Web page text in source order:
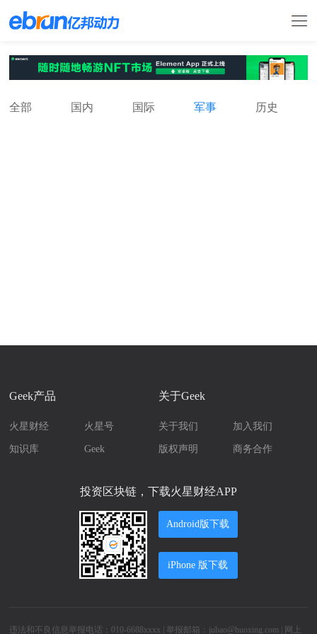
全部 国内 国际 军事 历史
Geek产品
火星财经 火星号
知识库 Geek
关于Geek
关于我们 加入我们
版权声明 商务合作
投资区块链，下载火星财经APP
Android版下载
iPhone 版下载
违法和不良信息举报电话：010-6688xxxx | 举报邮箱：jubao@huoxing.com | 网上